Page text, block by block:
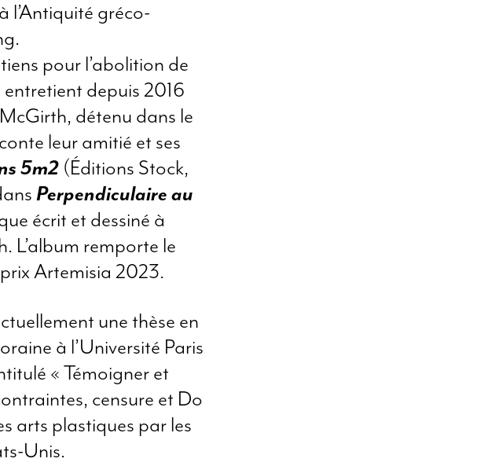
l’Antiquité gréco-
pour l’abolition de
depuis 2016
détenu dans le
leur amitié et ses
5m2 (Éditions Stock,
Perpendiculaire au
écrit et dessiné à
L’album remporte le
Artemisia 2023.
une thèse en
à l’Université Paris
« Témoigner et
censure et Do
arts plastiques par les
Unis.